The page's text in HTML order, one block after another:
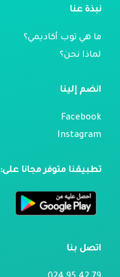
نبذة عنا
ما هي توب أكاديمي؟
لماذا نحن؟
انضم إلينا
Facebook
Instagram
تطبيقنا متوفر مجانا على:
اتصل بنا